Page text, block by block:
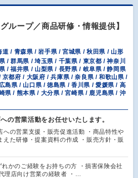
ループ／商品研修・情報提供】
道 / 青森県 / 岩手県 / 宮城県 / 秋田県 / 山形
/ 群馬県 / 埼玉県 / 千葉県 / 東京都 / 神奈川
/ 福井県 / 山梨県 / 長野県 / 岐阜県 / 静岡県
都府 / 大阪府 / 兵庫県 / 奈良県 / 和歌山県 /
島県 / 山口県 / 徳島県 / 香川県 / 愛媛県 / 高
県 / 熊本県 / 大分県 / 宮崎県 / 鹿児島県 / 沖
の営業活動をお任せいたします。
への営業支援・販売促進活動 ・商品特性や
えた研修・提案資料の作成 ・販売方針・販
れかのご経験をお持ちの方 ・損害保険会社
理店向け営業の経験者 ・…